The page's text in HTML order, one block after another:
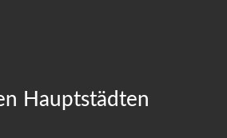
Hauptstädten